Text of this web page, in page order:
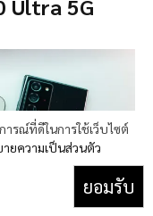
Ultra 5G
รณ์ที่ดีในการใช้เว็บไซต์
ยความเป็นส่วนตัว
ยอมรับ